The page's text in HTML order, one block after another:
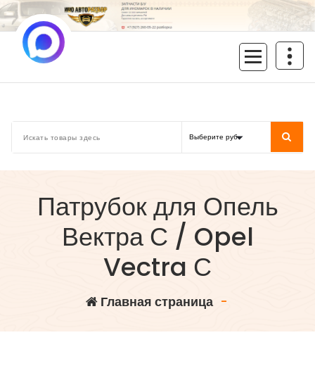
Перейти
к
содержимому
Патрубок для Опель
Вектра С / Opel
Vectra С
Главная страница-